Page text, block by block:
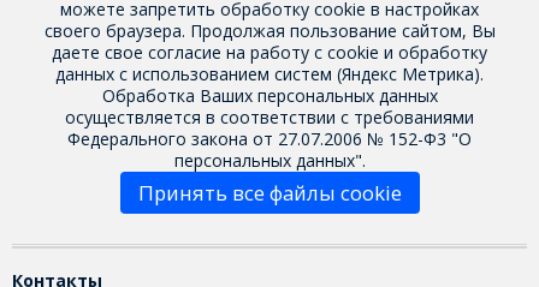
можете запретить обработку cookie в настройках
своего браузера. Продолжая пользование сайтом, Вы
даете свое согласие на работу с cookie и обработку
данных с использованием систем (Яндекс Метрика).
Обработка Ваших персональных данных
осуществляется в соответствии с требованиями
Федерального закона от 27.07.2006 № 152-Ф3 "О
персональных данных".
Принять все файлы cookie
Контакты